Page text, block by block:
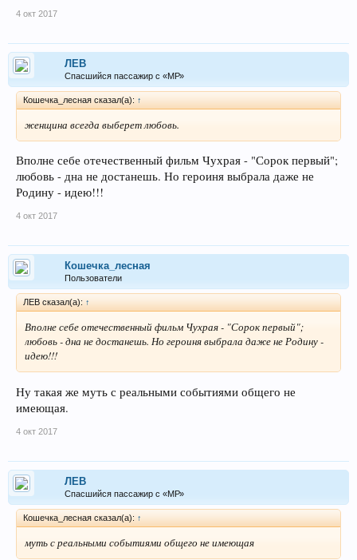
4 окт 2017
ЛEB
Спасшийся пассажир с «МР»
Кошечка_лесная сказал(а): ↑
женщина всегда выберет любовь.
Вполне себе отечественный фильм Чухрая - "Сорок первый";
любовь - дна не достанешь. Но героиня выбрала даже не
Родину - идею!!!
4 окт 2017
Кошечка_лесная
Пользователи
ЛEB сказал(а): ↑
Вполне себе отечественный фильм Чухрая - "Сорок первый";
любовь - дна не достанешь. Но героиня выбрала даже не Родину -
идею!!!
Ну такая же муть с реальными событиями общего не
имеющая.
4 окт 2017
ЛEB
Спасшийся пассажир с «МР»
Кошечка_лесная сказал(а): ↑
муть с реальными событиями общего не имеющая